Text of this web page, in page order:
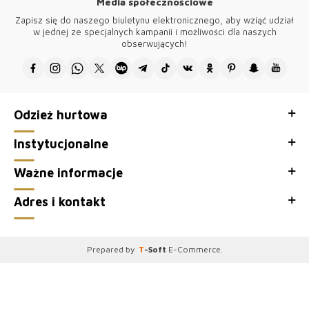
wszystkich naszych produktach są wykonane ręcznie.
Akcesorium z logo Kazee umieszczone na produkcie jest pozłacane i
nie matowieje.
Wzory wszystkich naszych produktów są własnością naszej firmy i są
produkowane w Turcji.
hurtowni odzieży damskiej Kazee.
Zapisz się do naszego biuletynu elektronicznego, aby wziąć udział
w jednej ze specjalnych kampanii i możliwości dla naszych
obserwujących!
Odzież hurtowa
Instytucjonalne
Ważne informacje
Adres i kontakt
Prepared by T-Soft E-Commerce.